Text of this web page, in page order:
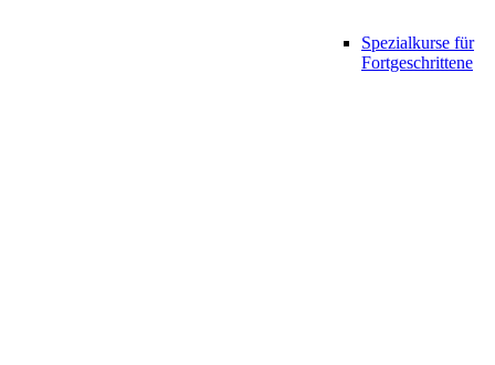
Spezialkurse für
Fortgeschrittene